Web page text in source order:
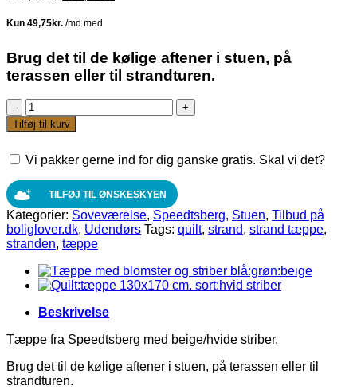
pris
299,00 kr.199,00 kr.
Brug det til de kølige aftener i stuen, på
terassen eller til strandturen.
Tæppe
130x170
cm.
og
striber
fra
Speedtsberg
antal
Tilføj til kurv
Vi pakker gerne ind for dig ganske gratis. Skal vi det?
TILFØJ TIL ØNSKESKYEN
Kategorier: Soveværelse, Speedtsberg, Stuen, Tilbud på
boliglover.dk, Udendørs Tags: quilt, strand, strand tæppe,
stranden, tæppe
Beskrivelse
Tæppe fra Speedtsberg med beige/hvide striber.
Brug det til de kølige aftener i stuen, på terassen eller til
strandturen.